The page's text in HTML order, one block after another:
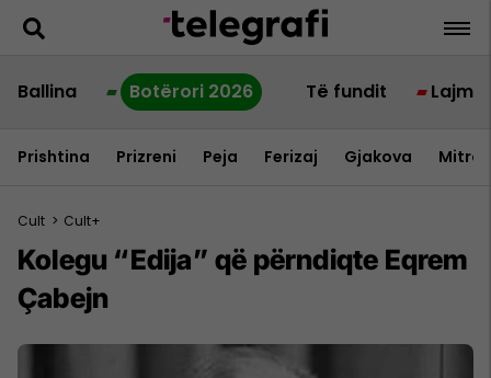
Ballina Botërori 2026 Të fundit Lajme
Prishtina Prizreni Peja Ferizaj Gjakova
Cult > Cult+
Kolegu “Edija” që përndiqte Eqrem
Çabejn